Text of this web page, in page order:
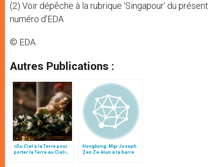
(2) Voir dépêche à la rubrique ‘Singapour’ du présent
numéro d’EDA
© EDA
Autres Publications :
«Du Ciel à la Terre pour
porter la Terre au Ciel»,
Hongkong: Mgr Joseph
Zen Ze-kiun à la barre